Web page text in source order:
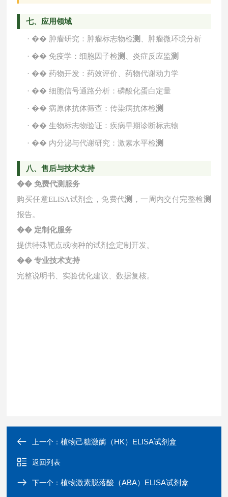
七、应用领域
· �� 肿瘤研究：肿瘤标志物检测 、肿瘤微环境分析
· �� 免疫学：细胞因子检测 、炎症反应监测
· �� 药物开发：药效评价、药物代谢动力学
· �� 细胞信号通路分析：磷酸化蛋白定量
· �� 病原体抗体筛查：传染病抗体检测
· �� 生物标志物验证：疾病早期诊断标志物
· �� 内分泌与代谢研究：激素水平检测
八、售后与技术支持
�� 免费代测 服务
购买任意ELISA试剂盒，免费代测 ，一周内交付完整检测
报告。
�� 定制化服务
提供特殊靶点或物种的试剂盒定制开发。
�� 专业技术支持
完整说明书、实验优化建议、数据复核。
上一个：植物己糖激酶（HK）ELISA试剂盒
返回列表
下一个：植物激素脱落酸（ABA）ELISA试剂盒